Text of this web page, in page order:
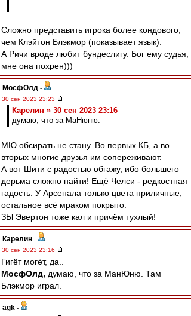
Сложно представить игрока более кондового,
чем Клэйтон Блэкмор (показывает язык).
А Ричи вроде любит бундеслигу. Бог ему судья,
мне она похрен)))
МосфОлд -
30 сен 2023 23:23
Карелин » 30 сен 2023 23:16
думаю, что за МаНюню.
МЮ обсирать не стану. Во первых КБ, а во
вторых многие друзья им сопереживают.
А вот Шити с радостью обгажу, ибо большего
дерьма сложно найти! Ещё Челси - редкостная
гадость. У Арсенала только цвета приличные,
остальное всё мраком покрыто.
ЗЫ Эвертон тоже кал и причём тухлый!
Карелин -
30 сен 2023 23:16
Гигёт могёт, да..
МосфОлд, думаю, что за МанЮню. Там
Блэкмор играл.
agk -